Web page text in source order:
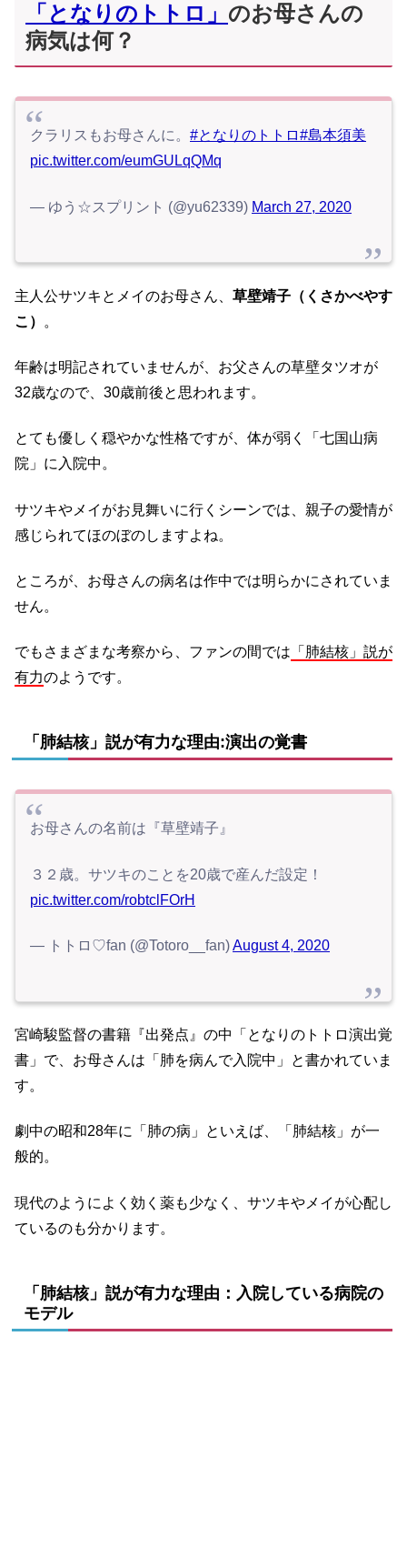
「となりのトトロ」 のお母さんの
病気は何？
クラリスもお母さんに。 #となりのトトロ#島本須美
pic.twitter.com/eumGULqQMq
— ゆう☆スプリント (@yu62339) March 27, 2020
主人公サツキとメイのお母さん、 草壁靖子（くさかべやす
こ）
。
年齢は明記されていませんが、お父さんの草壁タツオが
32歳なので、30歳前後と思われます。
とても優しく穏やかな性格ですが、体が弱く「七国山病
院」に入院中。
サツキやメイがお見舞いに行くシーンでは、親子の愛情が
感じられてほのぼのしますよね。
ところが、お母さんの病名は作中では明らかにされていま
せん。
でもさまざまな考察から、ファンの間では 「肺結核」説が
有力のようです。
「肺結核」説が有力な理由:演出の覚書
お母さんの名前は『草壁靖子』
３２歳。サツキのことを20歳で産んだ設定！
pic.twitter.com/robtclFOrH
— トトロ♡fan (@Totoro__fan)August 4, 2020
宮崎駿監督の書籍『出発点』の中「となりのトトロ演出覚
書」で、お母さんは「肺を病んで入院中」と書かれていま
す。
劇中の昭和28年に「肺の病」といえば、「肺結核」が一
般的。
現代のようによく効く薬も少なく、サツキやメイが心配し
ているのも分かります。
「肺結核」説が有力な理由：入院している病院の
モデル